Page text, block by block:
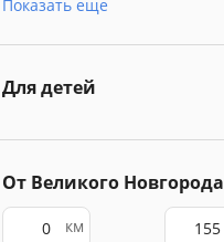
Показать еще
Для детей
От Великого Новгорода
км